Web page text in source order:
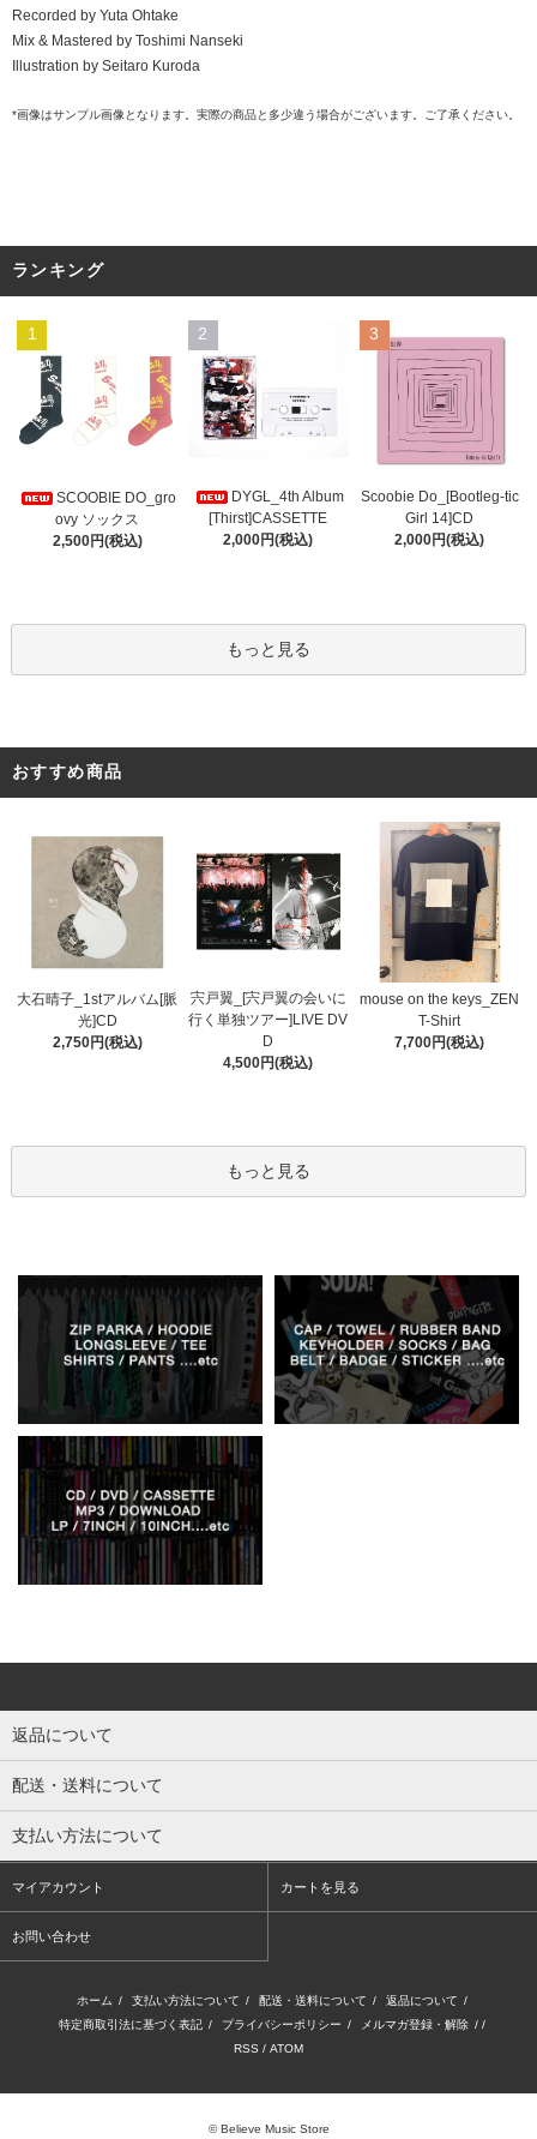
Recorded by Yuta Ohtake
Mix & Mastered by Toshimi Nanseki
Illustration by Seitaro Kuroda
*画像はサンプル画像となります。実際の商品と多少違う場合がございます。ご了承ください。
ランキング
1
SCOOBIE DO_gro
ovy ソックス
2,500円(税込)
2
DYGL_4th Album
[Thirst]CASSETTE
2,000円(税込)
3
Scoobie Do_[Bootleg-tic
Girl 14]CD
2,000円(税込)
もっと見る
おすすめ商品
大石晴子_1stアルバム[脈
光]CD
2,750円(税込)
宍戸翼_[宍戸翼の会いに
行く単独ツアー]LIVE DV
D
4,500円(税込)
mouse on the keys_ZEN
T-Shirt
7,700円(税込)
もっと見る
返品について
配送・送料について
支払い方法について
マイアカウント カートを見る
お問い合わせ
ホーム / 支払い方法について / 配送・送料について / 返品について /
特定商取引法に基づく表記 / プライバシーポリシー / メルマガ登録・解除 / /
RSS / ATOM
© Believe Music Store